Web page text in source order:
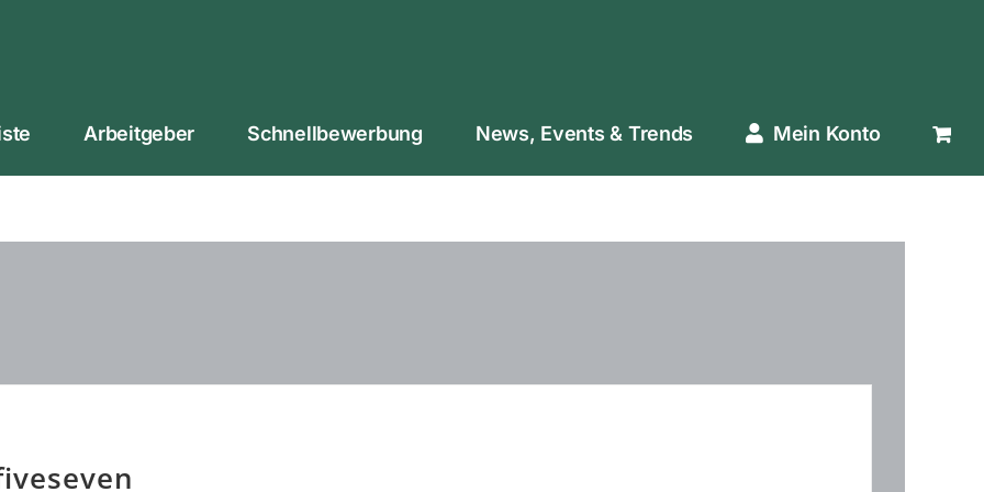
Arbeitgeber Schnellbewerbung News, Events & Trends Mein Konto